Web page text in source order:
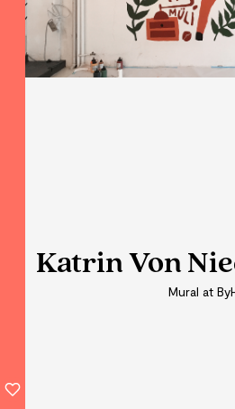
Katrin Von
Mural at
Katrin Von
Mural at